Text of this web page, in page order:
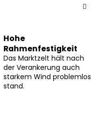
Hohe
Rahmenfestigkeit
Das Marktzelt hält nach
der Verankerung auch
starkem Wind problemlos
stand.